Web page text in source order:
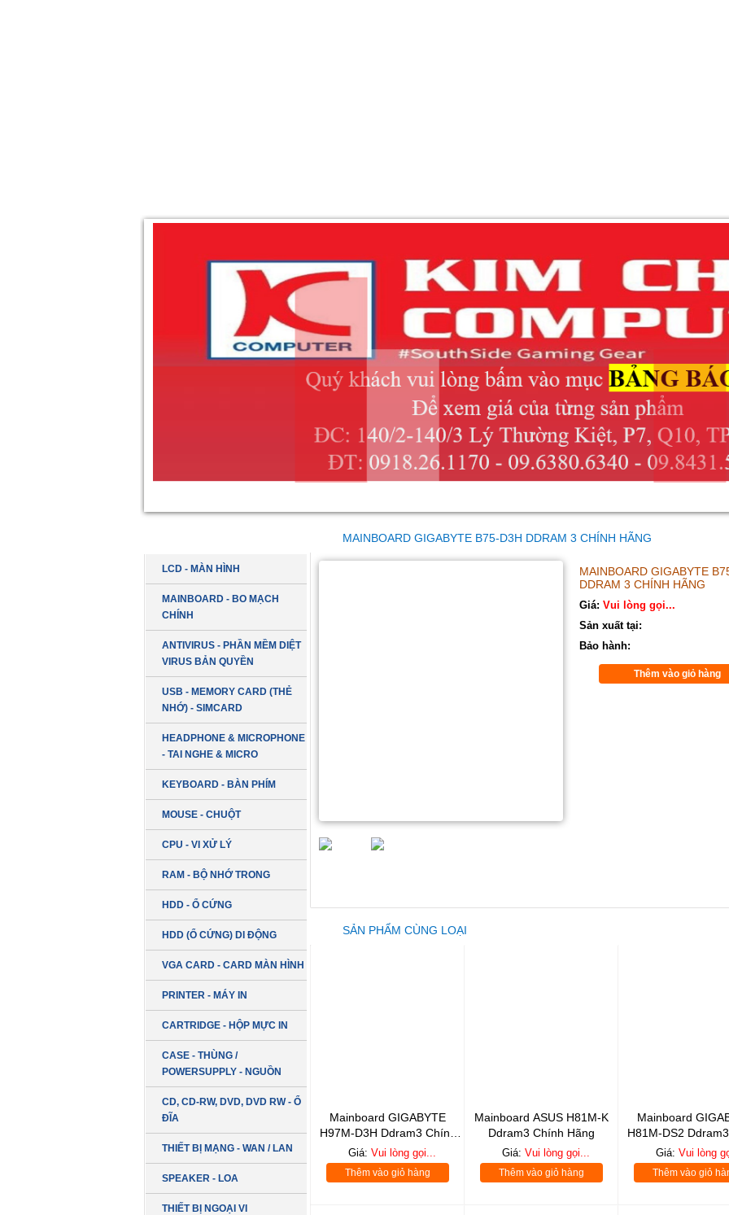
LCD - MÀN HÌNH
MAINBOARD - BO MẠCH
CHÍNH
ANTIVIRUS - PHẦN MỀM DIỆT
VIRUS BẢN QUYỀN
USB - MEMORY CARD (THẺ
NHỚ) - SIMCARD
HEADPHONE & MICROPHONE
- TAI NGHE & MICRO
KEYBOARD - BÀN PHÍM
MOUSE - CHUỘT
CPU - VI XỬ LÝ
RAM - BỘ NHỚ TRONG
HDD - Ổ CỨNG
HDD (Ổ CỨNG) DI ĐỘNG
VGA CARD - CARD MÀN HÌNH
PRINTER - MÁY IN
CARTRIDGE - HỘP MỰC IN
CASE - THÙNG /
POWERSUPPLY - NGUỒN
CD, CD-RW, DVD, DVD RW - Ổ
ĐĨA
THIẾT BỊ MẠNG - WAN / LAN
SPEAKER - LOA
THIẾT BỊ NGOẠI VI
MAINBOARD GIGABYTE B75-D3H DDRAM 3 CHÍNH HÃNG
MAINBOARD GIGABYTE
DDRAM 3 CHÍNH HÃNG
Giá: Vui lòng gọi...
Sản xuất tại:
Bảo hành:
Thêm vào giỏ hàng
SẢN PHẨM CÙNG LOẠI
Mainboard GIGABYTE
H97M-D3H Ddram3 Chính
Hãng
Giá: Vui lòng gọi...
Thêm vào giỏ hàng
Mainboard ASUS H81M-K
Ddram3 Chính Hãng
Giá: Vui lòng gọi...
Thêm vào giỏ hàng
Mainboard
H81M-DS2 Ddram3
Hãng
Giá: Vui lòng
Thêm vào giỏ